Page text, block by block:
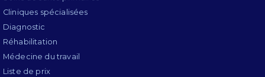
Cliniques spécialisées
Diagnostic
Réhabilitation
Médecine du travail
Liste de prix